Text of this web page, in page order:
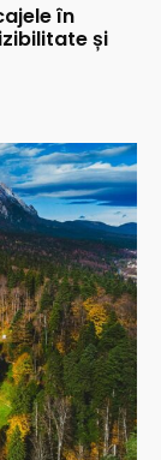
în
și